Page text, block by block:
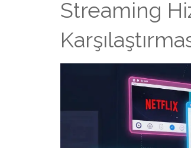
Streaming